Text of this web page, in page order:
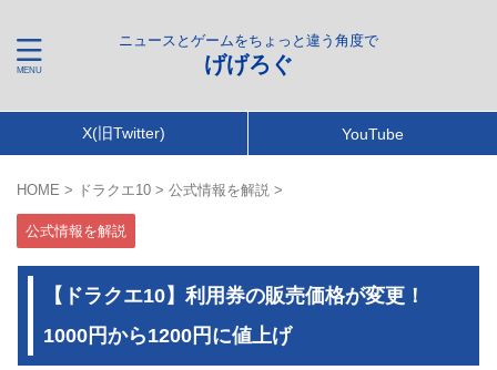
ニュースとゲームをちょっと違う角度で
げげろぐ
X(旧Twitter) YouTube
HOME > ドラクエ10 > 公式情報を解説 >
公式情報を解説
【ドラクエ10】利用券の販売価格が変更！
1000円から1200円に値上げ